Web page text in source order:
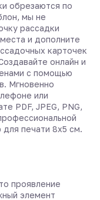
обрезаются по
мы не
рассадки
и дополните
карточек
онлайн и
с помощью
Мгновенно
или
PDF, JPEG, PNG,
печати 8х5 см.
проявление
элемент